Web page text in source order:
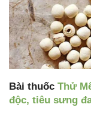
Bài thuốc Thử
độc, tiêu sưng